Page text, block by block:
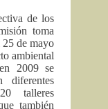
de los
toma
de mayo
ambiental
2009 se
diferentes
talleres
también